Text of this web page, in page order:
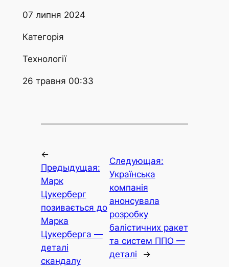
07 липня 2024
Категорія
Технології
26 травня 00:33
←
Предыдущая:
Марк
Цукерберг
позивається до
Марка
Цукерберга —
деталі
скандалу
Следующая:
Українська
компанія
анонсувала
розробку
балістичних ракет
та систем ППО —
деталі
→